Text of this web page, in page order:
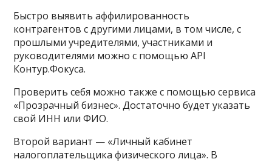
Быстро выявить аффилированность
контрагентов с другими лицами, в том числе, с
прошлыми учредителями, участниками и
руководителями можно с помощью API
Контур.Фокуса.
Проверить себя можно также с помощью сервиса
«Прозрачный бизнес». Достаточно будет указать
свой ИНН или ФИО.
Второй вариант — «Личный кабинет
налогоплательщика физического лица». В